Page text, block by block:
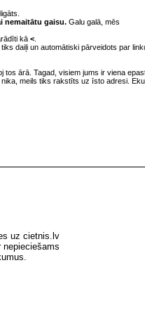
nemaitātu gaisu. Galu galā, mēs
kā <
daiļi un automātiski pārveidots par
tos ārā. Tagad, visiem jums ir viena
meils tiks rakstīts uz īsto adresi. Eku
uz cietnis.lv